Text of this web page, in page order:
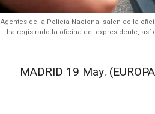
Agentes de la Policía Nacional salen de la
ha registrado la oficina del expresidente,
MADRID 19 May.